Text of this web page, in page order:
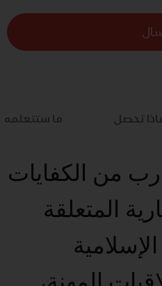
تحصل ما ستتعلمه
من الكفايات
المتعلقة
الإسلامية